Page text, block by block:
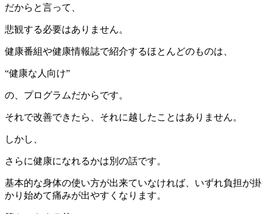
だからと言って、
悲観する必要はありません。
健康番組や健康情報誌で紹介するほとんどのものは、
“健康な人向け”
の、プログラムだからです。
それで改善できたら、それに越したことはありません。
しかし、
さらに健康になれるかは別の話です。
基本的な身体の使い方が出来ていなければ、いずれ負担が掛
かり始めて痛みが出やすくなります。